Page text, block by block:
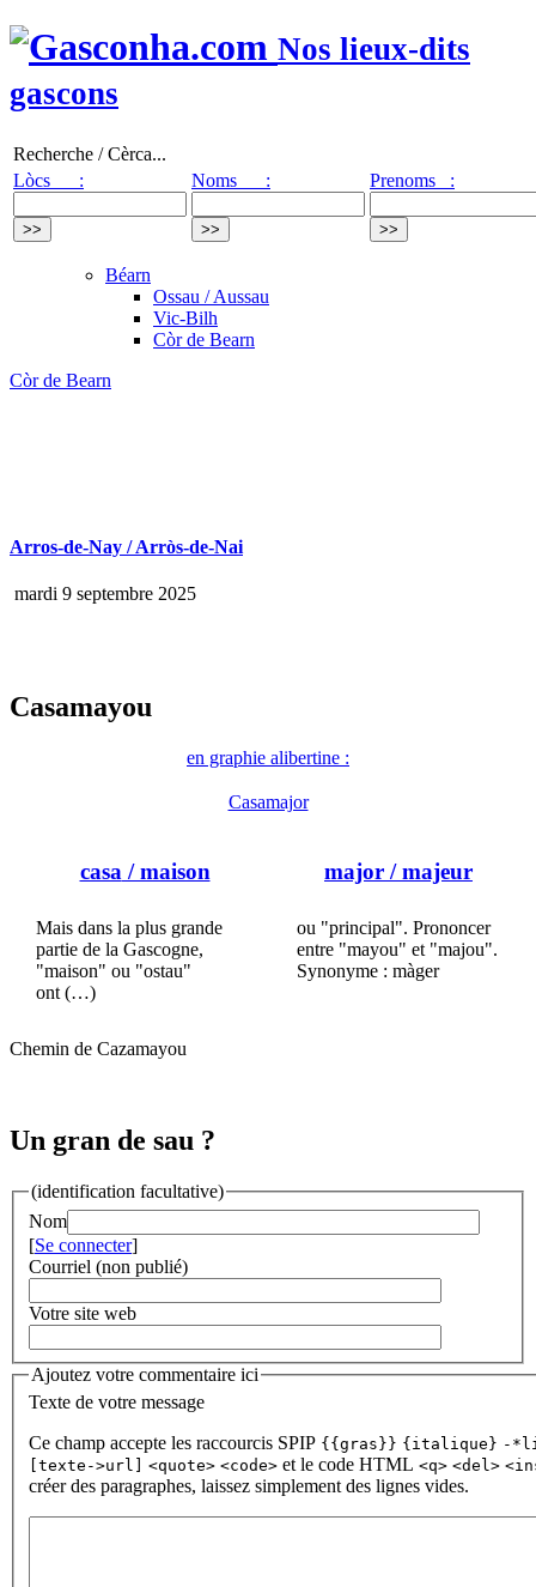
Nos lieux-dits
gascons
Recherche / Cèrca...
Lòcs :
Noms : Prenoms :
Béarn
Ossau / Aussau
Vic-Bilh
Còr de Bearn
Còr de Bearn
Arros-de-Nay / Arròs-de-Nai
mardi 9 septembre 2025
Casamayou
en graphie alibertine :
Casamajor
casa / maison
Mais dans la plus grande
partie de la Gascogne,
"maison" ou "ostau"
ont (…)
major / majeur
ou "principal". Prononcer
entre "mayou" et "majou".
Synonyme : màger
Chemin de Cazamayou
Un gran de sau ?
(identification facultative)
Nom
[Se connecter]
Courriel (non publié)
Votre site web
Ajoutez votre commentaire ici
Texte de votre message
Ce champ accepte les raccourcis SPIP {{gras}} {italique} -
[texte->url]
<quote> <code> et le code HTML <q> <del>
créer des paragraphes, laissez simplement des lignes vides.